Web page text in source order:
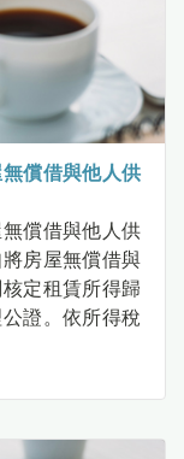
償借與他人供
償借與他人供
房屋無償借與
定租賃所得歸
證。依所得稅